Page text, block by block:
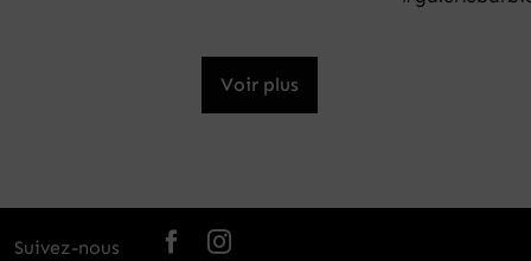
Voir plus
Suivez-nous